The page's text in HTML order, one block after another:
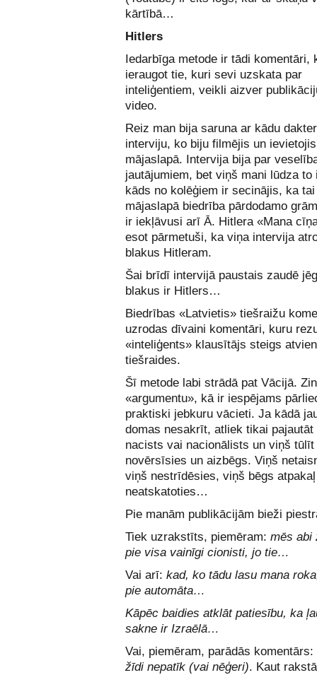
kārtībā…
Hitlers
Iedarbīga metode ir tādi komentāri,
ieraugot tie, kuri sevi uzskata par
inteliģentiem, veikli aizver
video.
Reiz man bija saruna ar kādu
interviju, ko biju filmējis un
mājaslapā. Intervija bija par
jautājumiem, bet viņš mani lūdza to
kāds no kolēģiem ir secinājis, ka
mājaslapā biedrība pārdodamo
ir iekļāvusi arī Ā. Hitlera «Mana
esot pārmetuši, ka viņa intervija
blakus Hitleram.
Šai brīdī intervijā paustais zaudē
blakus ir Hitlers…
Biedrības «Latvietis» tiešraižu
uzrodas dīvaini komentāri, kuru
«inteliģents» klausītājs steigs
tiešraides.
Šī metode labi strādā pat Vācijā.
«argumentu», kā ir iespējams
praktiski jebkuru vācieti. Ja kādā
domas nesakrīt, atliek tikai
nacists vai nacionālists un viņš tūlīt
novērsīsies un aizbēgs. Viņš
viņš nestrīdēsies, viņš bēgs atpakaļ
neatskatoties…
Pie manām publikācijām bieži
Tiek uzrakstīts, piemēram: mēs abi
pie visa vainīgi cionisti, jo tie…
Vai arī: kad, ko tādu lasu mana
pie automāta…
Kāpēc baidies atklāt patiesību, ka
sakne ir Izraēlā…
Vai, piemēram, parādās komentārs:
žīdi nepatīk (vai nēģeri). Kaut